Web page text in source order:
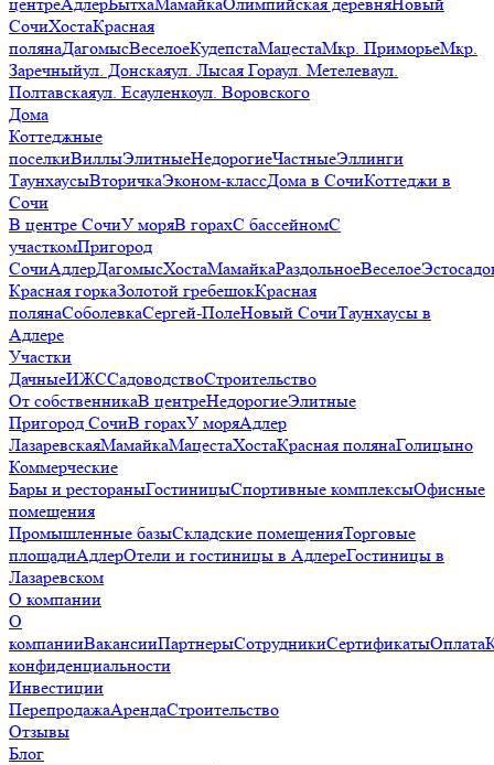
СочиХостаКрасная
полянаДагомысВеселоеКудепстаМацестаМкр. ПриморьеМкр.
Заречныйул. Донскаяул. Лысая Гораул. Метелеваул.
Полтавскаяул. Есауленкоул. Воровского
Дома
Коттеджные
поселкиВиллыЭлитныеНедорогиеЧастныеЭллинги
ТаунхаусыВторичкаЭконом-классДома в СочиКоттеджи в
Сочи
В центре СочиУ моряВ горахС бассейномС
участкомПригород
СочиАдлерДагомысХостаМамайкаРаздольноеВеселое
Красная горкаЗолотой гребешокКрасная
полянаСоболевкаСергей-ПолеНовый СочиТаунхаусы в
Адлере
Участки
ДачныеИЖССадоводствоСтроительство
От собственникаВ центреНедорогиеЭлитные
Пригород СочиВ горахУ моряАдлер
ЛазаревскаяМамайкаМацестаХостаКрасная полянаГолицыно
Коммерческие
Бары и рестораныГостиницыСпортивные комплексыОфисные
помещения
Промышленные базыСкладские помещенияТорговые
площадиАдлерОтели и гостиницы в АдлереГостиницы в
Лазаревском
О компании
О
компанииВакансииПартнерыСотрудникиСертификатыОплата
конфиденциальности
Инвестиции
ПерепродажаАрендаСтроительство
Отзывы
Блог